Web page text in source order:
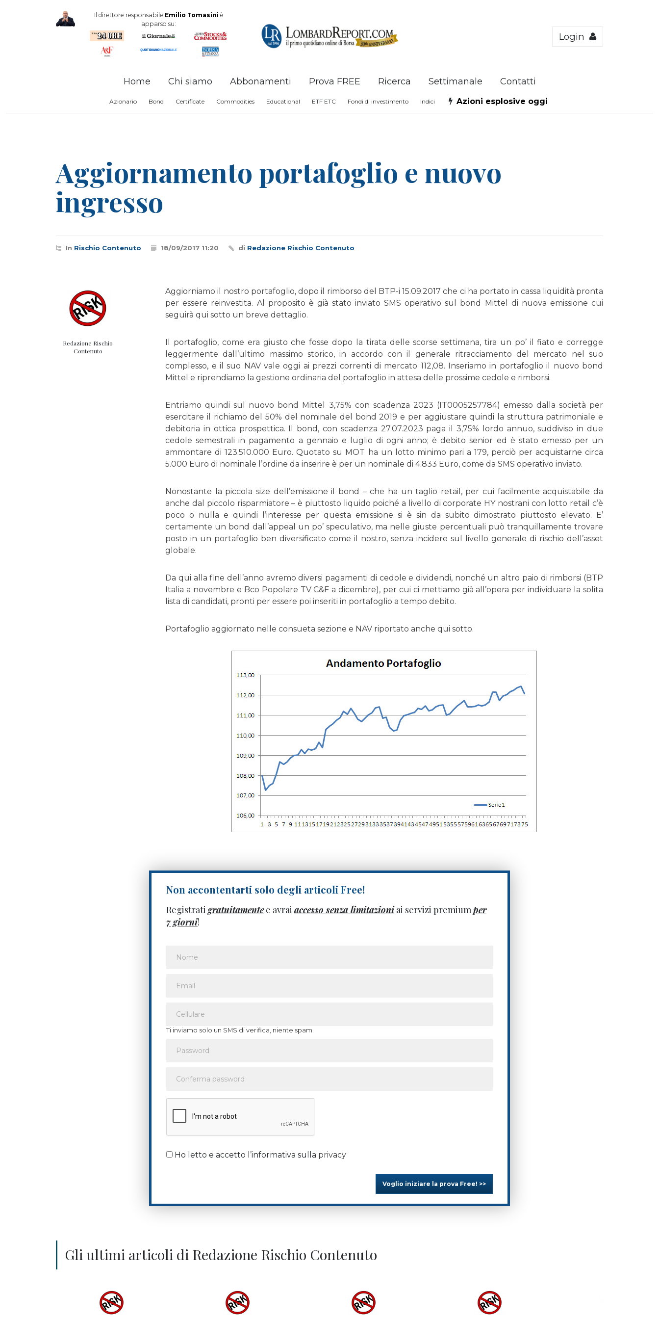
Il direttore responsabile Emilio Tomasini è
apparso su:
Login
Home Chi siamo Abbonamenti Prova FREE Ricerca Settimanale Contatti
Azionario Bond Certificate Commodities Educational ETF ETC Fondi di investimento Indici Azioni esplosive oggi
Aggiornamento portafoglio e nuovo
ingresso
In Rischio Contenuto 18/09/2017 11:20 di Redazione Rischio Contenuto
Aggiorniamo il nostro portafoglio, dopo il rimborso del BTP-i 15.09.2017 che ci ha portato in cassa liquidità pronta
per essere reinvestita. Al proposito è già stato inviato SMS operativo sul bond Mittel di nuova emissione cui
seguirà qui sotto un breve dettaglio.
Il portafoglio, come era giusto che fosse dopo la tirata delle scorse settimana, tira un po’ il fiato e corregge
leggermente dall’ultimo massimo storico, in accordo con il generale ritracciamento del mercato nel suo
complesso, e il suo NAV vale oggi ai prezzi correnti di mercato 112,08. Inseriamo in portafoglio il nuovo bond
Mittel e riprendiamo la gestione ordinaria del portafoglio in attesa delle prossime cedole e rimborsi.
Entriamo quindi sul nuovo bond Mittel 3,75% con scadenza 2023 (IT0005257784) emesso dalla società per
esercitare il richiamo del 50% del nominale del bond 2019 e per aggiustare quindi la struttura patrimoniale e
debitoria in ottica prospettica. Il bond, con scadenza 27.07.2023 paga il 3,75% lordo annuo, suddiviso in due
cedole semestrali in pagamento a gennaio e luglio di ogni anno; è debito senior ed è stato emesso per un
ammontare di 123.510.000 Euro. Quotato su MOT ha un lotto minimo pari a 179, perciò per acquistarne circa
5.000 Euro di nominale l’ordine da inserire è per un nominale di 4.833 Euro, come da SMS operativo inviato.
Nonostante la piccola size dell’emissione il bond – che ha un taglio retail, per cui facilmente acquistabile da
anche dal piccolo risparmiatore – è piuttosto liquido poiché a livello di corporate HY nostrani con lotto retail c’è
poco o nulla e quindi l’interesse per questa emissione si è sin da subito dimostrato piuttosto elevato. E’
certamente un bond dall’appeal un po’ speculativo, ma nelle giuste percentuali può tranquillamente trovare
posto in un portafoglio ben diversificato come il nostro, senza incidere sul livello generale di rischio dell’asset
globale.
Da qui alla fine dell’anno avremo diversi pagamenti di cedole e dividendi, nonché un altro paio di rimborsi (BTP
Italia a novembre e Bco Popolare TV C&F a dicembre), per cui ci mettiamo già all’opera per individuare la solita
lista di candidati, pronti per essere poi inseriti in portafoglio a tempo debito.
Portafoglio aggiornato nelle consueta sezione e NAV riportato anche qui sotto.
Redazione Rischio
Contenuto
Non accontentarti solo degli articoli Free!
Registrati gratuitamentee avrai accesso senza limitazioniai servizi premiumper
7 giorni!
Ti inviamo solo un SMS di verifica, niente spam.
Ho letto e accetto l’informativa sulla privacy
Voglio iniziare la prova Free! >>
Gli ultimi articoli di Redazione Rischio Contenuto